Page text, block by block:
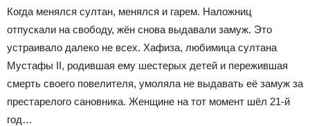
Когда менялся султан, менялся и гарем. Наложниц
отпускали на свободу, жён снова выдавали замуж. Это
устраивало далеко не всех. Хафиза, любимица султана
Мустафы II, родившая ему шестерых детей и пережившая
смерть своего повелителя, умоляла не выдавать её замуж за
престарелого сановника. Женщине на тот момент шёл 21-й
год…